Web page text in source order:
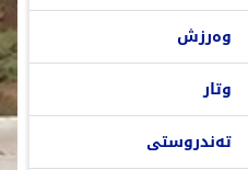
وەرزش
وتار
تەندروستی